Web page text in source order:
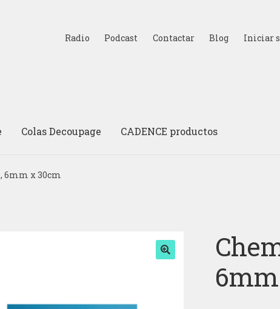
Radio Podcast Contactar Blog Iniciar
Colas Decoupage CADENCE productos
6mm x 30cm